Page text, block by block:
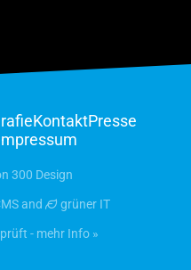
KontaktPresse
300 Design
and grüner IT
- mehr Info »